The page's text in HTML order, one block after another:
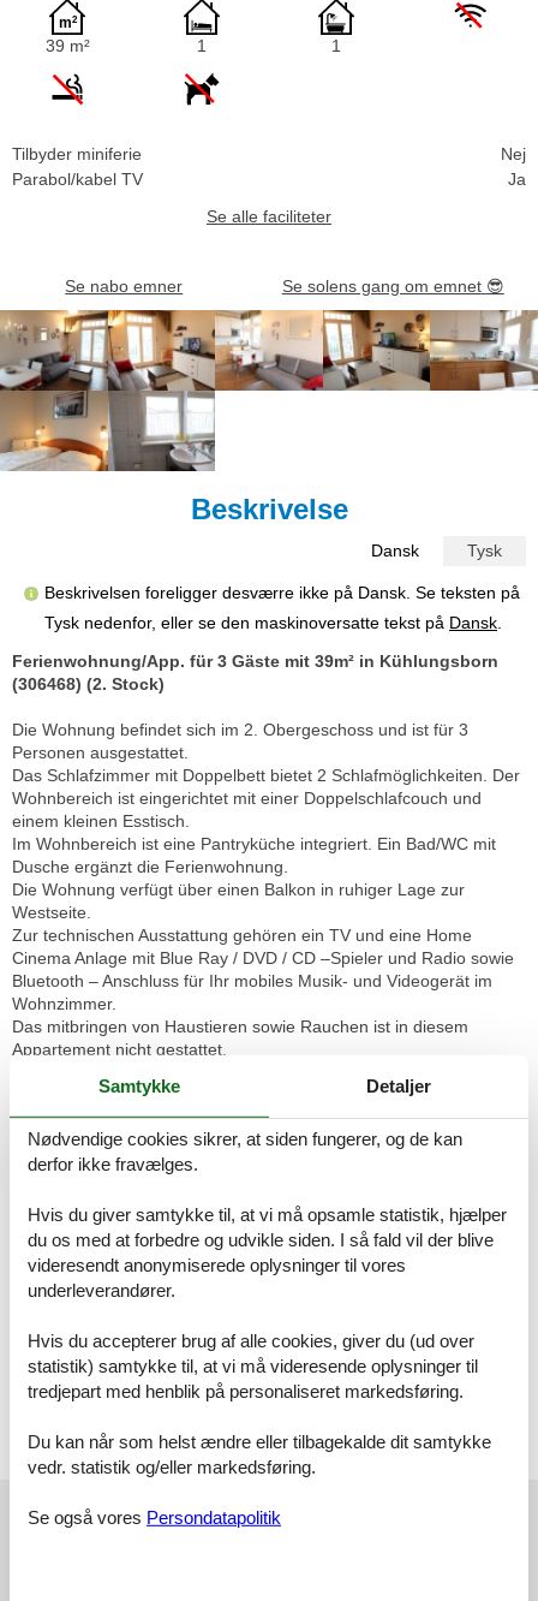
39 m² 1 1
Tilbyder miniferie
Nej
Parabol/kabel TV
Ja
Se alle faciliteter
Se nabo emner Se solens gang om emnet 😎
Beskrivelse
Dansk Tysk
Beskrivelsen foreligger desværre ikke på Dansk. Se teksten på
Tysk nedenfor, eller se den maskinoversatte tekst på Dansk
Ferienwohnung/App. für 3 Gäste mit 39m² in Kühlungsborn
(306468) (2. Stock)
Die Wohnung befindet sich im 2. Obergeschoss und ist für 3
Personen ausgestattet.
Das Schlafzimmer mit Doppelbett bietet 2 Schlafmöglichkeiten. Der
Wohnbereich ist eingerichtet mit einer Doppelschlafcouch und
einem kleinen Esstisch.
Im Wohnbereich ist eine Pantryküche integriert. Ein Bad/WC mit
Dusche ergänzt die Ferienwohnung.
Die Wohnung verfügt über einen Balkon in ruhiger Lage zur
Westseite.
Zur technischen Ausstattung gehören ein TV und eine Home
Cinema Anlage mit Blue Ray / DVD / CD –Spieler und Radio sowie
Bluetooth – Anschluss für Ihr mobiles Musik- und Videogerät im
Wohnzimmer.
Das mitbringen von Haustieren sowie Rauchen ist in diesem
Appartement nicht gestattet.
Bitte beachten Sie, dass es in der Hauptsaison erforderlich ist,
lückenlos zu buchen oder zwischen den Buchungen einen
Mindestzeitraum von 7, 10 oder 14 Übernachtungen frei zu lassen.
Die Mindestaufenthaltsdauer über den Jahreswechsel liegt bei 4
Übernachtungen.
Die Verbrauchskosten und der Pkw-Stellplatz sind bereits im
Übernachtungspreis enthalten.
Schlafzimmer
Großes Doppelbett - Size: 181-210 cm
Einzelcouch - variable size
Vores gæsteanmeldelser
Samtykke Detaljer
Nødvendige cookies sikrer, at siden fungerer, og de kan
derfor ikke fravælges.
Hvis du giver samtykke til, at vi må opsamle statistik, hjælper
du os med at forbedre og udvikle siden. I så fald vil der blive
videresendt anonymiserede oplysninger til vores
underleverandører.
Hvis du accepterer brug af alle cookies, giver du (ud over
statistik) samtykke til, at vi må videresende oplysninger til
tredjepart med henblik på personaliseret markedsføring.
Du kan når som helst ændre eller tilbagekalde dit samtykke
vedr. statistik og/eller markedsføring.
Se også vores Persondatapolitik